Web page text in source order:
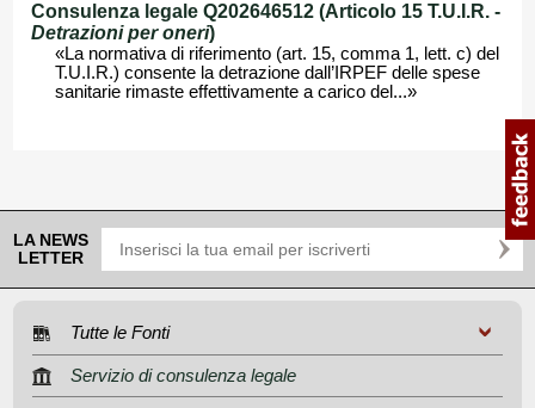
Consulenza legale Q202646512 (Articolo 15 T.U.I.R. -
Detrazioni per oneri)
«La normativa di riferimento (art. 15, comma 1, lett. c) del
T.U.I.R.) consente la detrazione dall’IRPEF delle spese
sanitarie rimaste effettivamente a carico del...»
LA NEWS
LETTER
Tutte le Fonti
Servizio di consulenza legale